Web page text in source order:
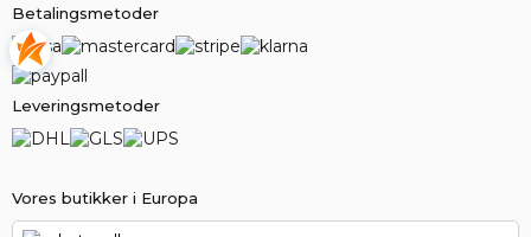
Vores butikker i Europa
Betalingsmetoder
Leveringsmetoder